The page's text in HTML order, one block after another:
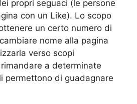
propri seguaci (le persone
con un Like). Lo scopo
un certo numero di
nome alla pagina
verso scopi
a determinate
permettono di guadagnare